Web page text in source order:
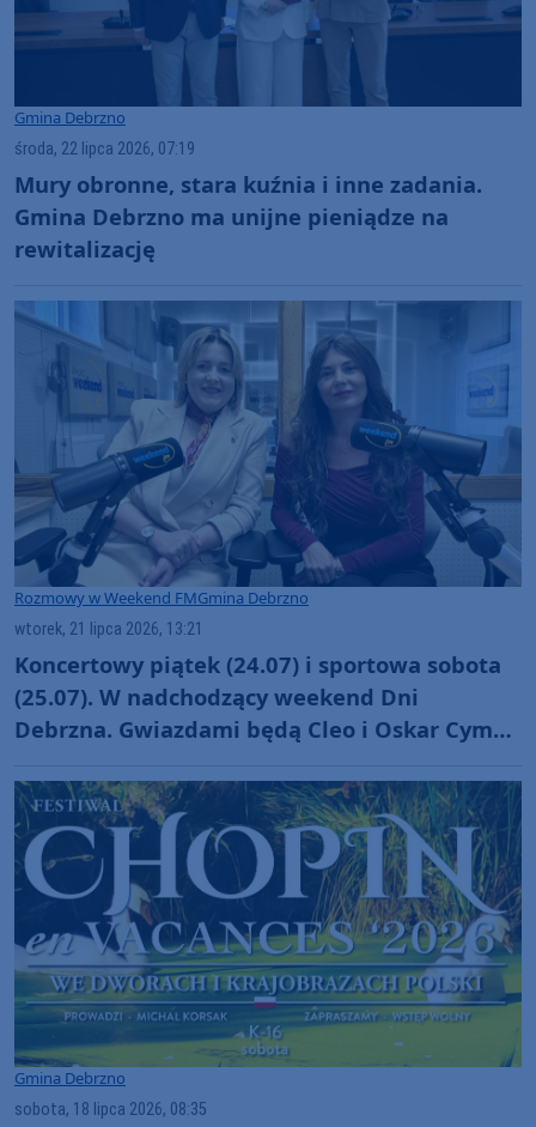
Gmina Debrzno
środa, 22 lipca 2026, 07:19
Mury obronne, stara kuźnia i inne zadania.
Gmina Debrzno ma unijne pieniądze na
rewitalizację
Rozmowy w Weekend FMGmina Debrzno
wtorek, 21 lipca 2026, 13:21
Koncertowy piątek (24.07) i sportowa sobota
(25.07). W nadchodzący weekend Dni
Debrzna. Gwiazdami będą Cleo i Oskar Cyms
Gmina Debrzno
sobota, 18 lipca 2026, 08:35